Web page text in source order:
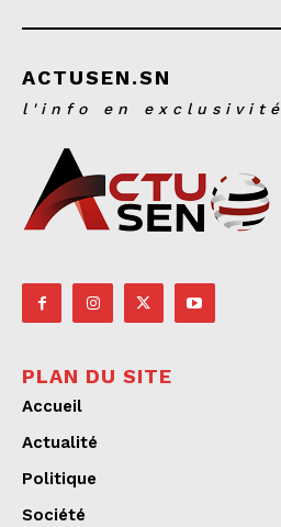
ACTUSEN.SN
l'info en exclusivité
PLAN DU SITE
Accueil
Actualité
Politique
Société